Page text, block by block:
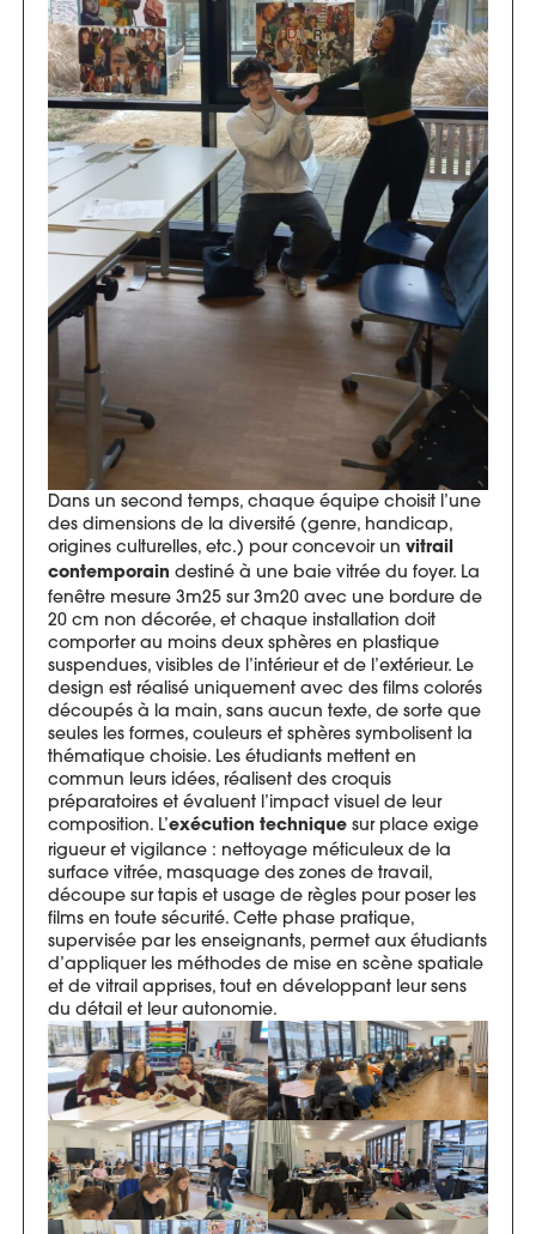
Dans un second temps, chaque équipe choisit l’une
des dimensions de la diversité (genre, handicap,
origines culturelles, etc.) pour concevoir un vitrail
contemporain destiné à une baie vitrée du foyer. La
fenêtre mesure 3m25 sur 3m20 avec une bordure de
20 cm non décorée, et chaque installation doit
comporter au moins deux sphères en plastique
suspendues, visibles de l’intérieur et de l’extérieur. Le
design est réalisé uniquement avec des films colorés
découpés à la main, sans aucun texte, de sorte que
seules les formes, couleurs et sphères symbolisent la
thématique choisie. Les étudiants mettent en
commun leurs idées, réalisent des croquis
préparatoires et évaluent l’impact visuel de leur
composition. L’exécution technique sur place exige
rigueur et vigilance : nettoyage méticuleux de la
surface vitrée, masquage des zones de travail,
découpe sur tapis et usage de règles pour poser les
films en toute sécurité. Cette phase pratique,
supervisée par les enseignants, permet aux étudiants
d’appliquer les méthodes de mise en scène spatiale
et de vitrail apprises, tout en développant leur sens
du détail et leur autonomie.